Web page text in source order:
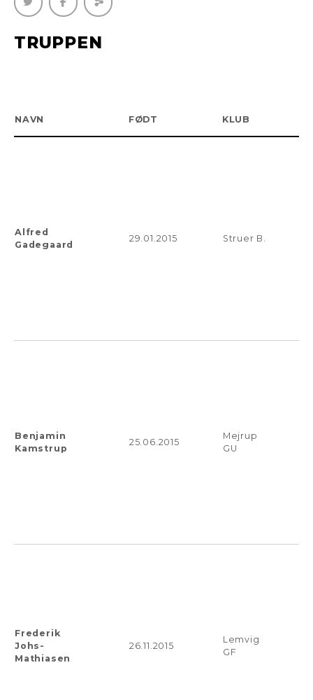
TRUPPEN
NAVN FØDT KLUB
Alfred
Gadegaard
29.01.2015 Struer B.
Benjamin
Kamstrup
25.06.2015
Mejrup
GU
Frederik
Johs-
Mathiasen
26.11.2015
Lemvig
GF